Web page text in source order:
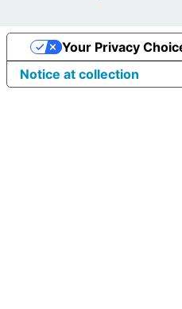
Notice at collection
Your Privacy